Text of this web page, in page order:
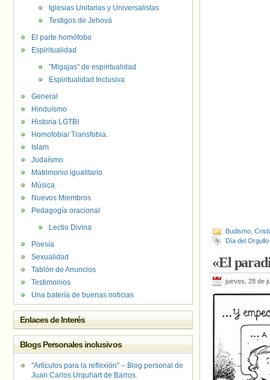
Budismo
Día del
«El
jueves, 28 de
Iglesias Unitarias y Universalistas
Testigos de Jehová
El parte homófobo
Espiritualidad
"Migajas" de espiritualidad
Espiritualidad Inclusiva
General
Hinduísmo
Historia LGTBI
Homofobia/ Transfobia.
Islam
Judaísmo
Matrimonio igualitario
Música
Nuevos Miembros
Pedagogía oracional
Lectio Divina
Poesía
Sexualidad
Tablón de Anuncios
Testimonios
Una batería de buenas noticias
Enlaces de Interés
Blogs Personales inclusivos
"Artículos para la reflexión" – Blog personal de
Juan Carlos Urquhart de Barros.